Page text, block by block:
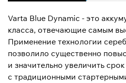
Varta Blue Dynamic - это
класса, отвечающие самым
Применение технологии
позволило существенно
и значительно увеличить
с традиционными